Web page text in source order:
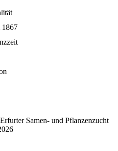
1867
Samen- und Pflanzenzucht